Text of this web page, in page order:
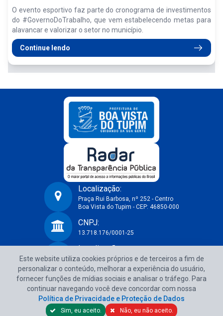
O evento esportivo faz parte do cronograma de investimentos
do #GovernoDoTrabalho, que vem estabelecendo metas para
alavancar e valorizar o setor no município.
Continue lendo
Prefeitura Municipal de Boa Vista do Tupim-BA
Localização:
Praça Rui Barbosa, nº 252 - Centro
Boa Vista do Tupim - CEP: 46850-000
CNPJ:
13.718.176/0001-25
Localização:
Praça Rui Barbosa, nº 252 - Centro
Boa Vista do Tupim - CEP: 46850-000
CNPJ:
13.718.176/0001-25
Política de Privacidade e Proteção de Dados
Este website utiliza cookies próprios e de terceiros a fim de
personalizar o conteúdo, melhorar a experiência do usuário,
fornecer funções de mídias sociais e analisar o tráfego. Para
continuar navegando você deve concordar com nossa
Política de Privacidade e Proteção de Dados
Sim, eu aceito. Não, eu não aceito.